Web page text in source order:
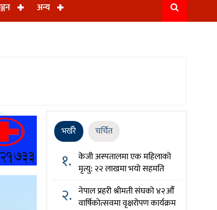
अन्य
भर्खरै चर्चित
१. केजी अस्पतालमा एक महिलाको
मृत्यु: २२ लाखमा भयो सहमति
२. नेपाल प्रहरी श्रीमती संघको ४२औँ
वार्षिकोत्सवमा वृक्षरोपण कार्यक्रम